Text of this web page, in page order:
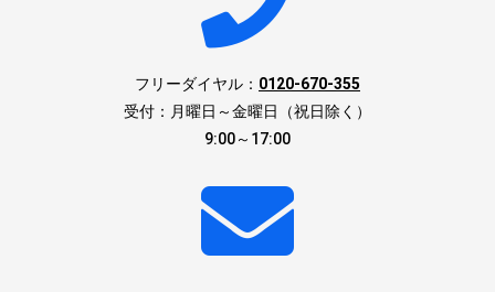
フリーダイヤル： 0120-670-355
受付：月曜日～金曜日（祝日除く）
9:00～17:00